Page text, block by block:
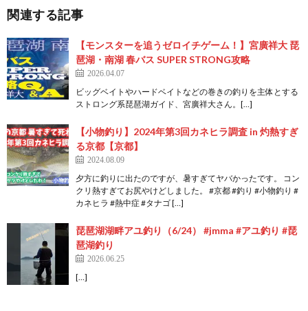
関連する記事
【モンスターを追うゼロイチゲーム！】宮廣祥大 琵
琶湖・南湖 春バス SUPER STRONG攻略
2026.04.07
ビッグベイトやハードベイトなどの巻きの釣りを主体とする
ストロング系琵琶湖ガイド、宮廣祥大さん。[…]
【小物釣り】2024年第3回カネヒラ調査 in 灼熱すぎ
る京都【京都】
2024.08.09
夕方に釣りに出たのですが、暑すぎてヤバかったです。 コン
クリ熱すぎてお尻やけどしました。 #京都 #釣り #小物釣り #
カネヒラ #熱中症 #タナゴ […]
琵琶湖湖畔アユ釣り（6/24） #jmma #アユ釣り #琵
琶湖釣り
2026.06.25
[…]